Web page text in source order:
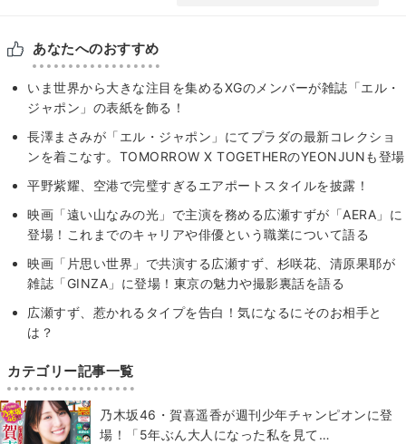
あなたへのおすすめ
いま世界から大きな注目を集めるXGのメンバーが雑誌「エル・
ジャポン」の表紙を飾る！
長澤まさみが「エル・ジャポン」にてプラダの最新コレクショ
ンを着こなす。TOMORROW X TOGETHERのYEONJUNも登場
平野紫耀、空港で完璧すぎるエアポートスタイルを披露！
映画「遠い山なみの光」で主演を務める広瀬すずが「AERA」に
登場！これまでのキャリアや俳優という職業について語る
映画「片思い世界」で共演する広瀬すず、杉咲花、清原果耶が
雑誌「GINZA」に登場！東京の魅力や撮影裏話を語る
広瀬すず、惹かれるタイプを告白！気になるにそのお相手と
は？
カテゴリー記事一覧
乃木坂46・賀喜遥香が週刊少年チャンピオンに登
場！「5年ぶん大人になった私を見て…